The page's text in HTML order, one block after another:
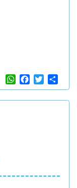
WhatsApp
Facebook
Twitter